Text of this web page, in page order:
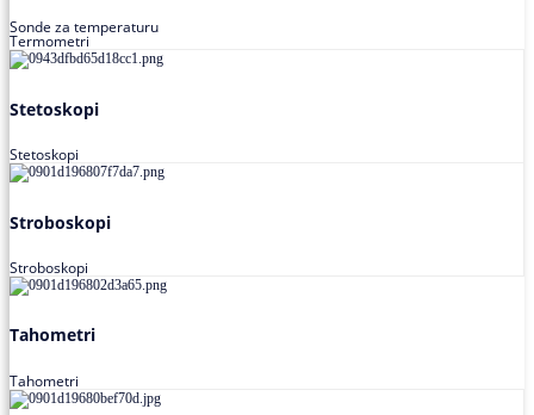
Sonde za temperaturu
Termometri
Stetoskopi
Stetoskopi
Stroboskopi
Stroboskopi
Tahometri
Tahometri